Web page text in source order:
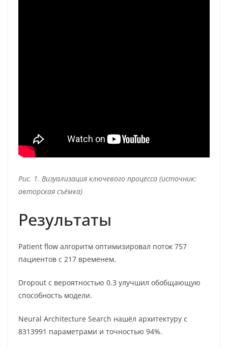
Рис. 1. Визуализация ключевого процесса (источник:
авторская съёмка)
Результаты
Patient flow алгоритм оптимизировал поток 757
пациентов с 217 временем.
Dropout с вероятностью 0.3 улучшил обобщающую
способность модели.
Neural Architecture Search нашёл архитектуру с
8313991 параметрами и точностью 94%.